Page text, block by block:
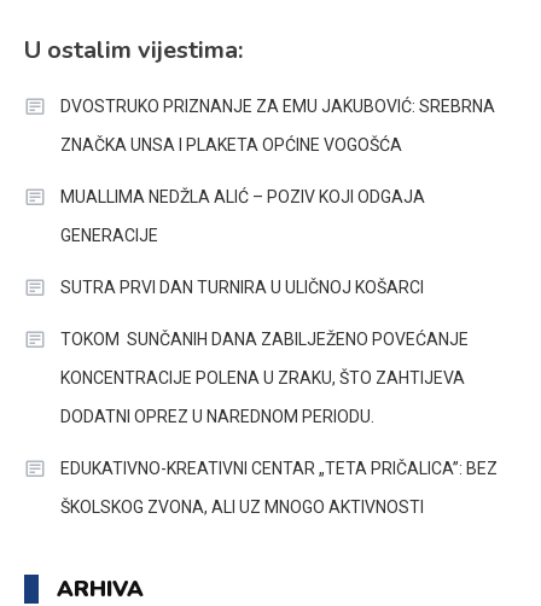
U ostalim vijestima:
DVOSTRUKO PRIZNANJE ZA EMU JAKUBOVIĆ: SREBRNA
ZNAČKA UNSA I PLAKETA OPĆINE VOGOŠĆA
MUALLIMA NEDŽLA ALIĆ – POZIV KOJI ODGAJA
GENERACIJE
SUTRA PRVI DAN TURNIRA U ULIČNOJ KOŠARCI
TOKOM SUNČANIH DANA ZABILJEŽENO POVEĆANJE
KONCENTRACIJE POLENA U ZRAKU, ŠTO ZAHTIJEVA
DODATNI OPREZ U NAREDNOM PERIODU.
EDUKATIVNO-KREATIVNI CENTAR „TETA PRIČALICA”: BEZ
ŠKOLSKOG ZVONA, ALI UZ MNOGO AKTIVNOSTI
ARHIVA